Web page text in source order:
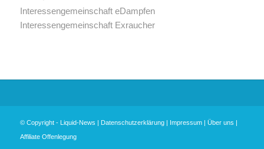
Interessengemeinschaft eDampfen
Interessengemeinschaft Exraucher
© Copyright - Liquid-News | Datenschutzerklärung| Impressum| Über uns |
Affiliate Offenlegung